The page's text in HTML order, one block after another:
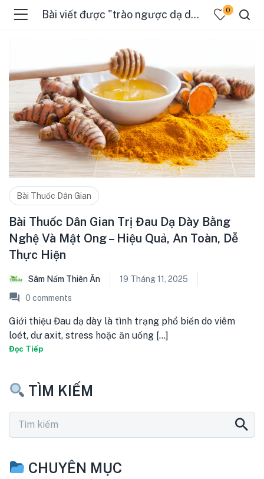
Bài viết được "trào ngược dạ dày" 0
Bài Thuốc Dân Gian
Bài Thuốc Dân Gian Trị Đau Dạ Dày Bằng
Nghệ Và Mật Ong – Hiệu Quả, An Toàn, Dễ
Thực Hiện
Sâm Nấm Thiên Ân
19 Tháng 11, 2025
0 comments
Giới thiệu Đau dạ dày là tình trạng phổ biến do viêm
loét, dư axit, stress hoặc ăn uống [...]
Đọc Tiếp
TÌM KIẾM
CHUYÊN MỤC